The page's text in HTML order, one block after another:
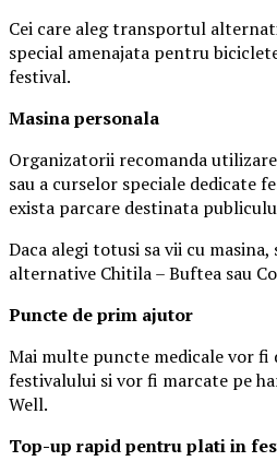
Cei care aleg transportul
special amenajata pentru
festival.
Masinapersonala
Organizatorii recomanda
sau a curselor speciale dedicate
exista parcare destinata
Daca alegi totusi sa vii cu
alternative Chitila – Buftea sau
Puncte de prim ajutor
Mai multe puncte medicale vor
festivalului si vor fi marcate pe
Well.
Top-up rapid pentru plati in